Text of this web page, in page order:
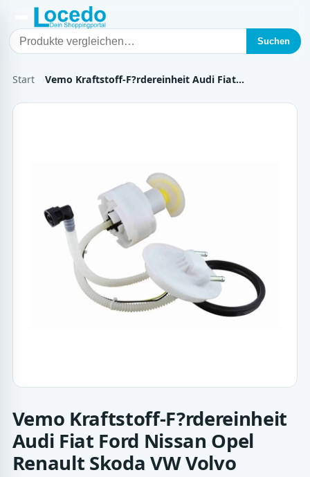
Suchen
Start Vemo Kraftstoff-F?rdereinheit Audi Fiat…
Vemo Kraftstoff-F?rdereinheit
Audi Fiat Ford Nissan Opel
Renault Skoda VW Volvo